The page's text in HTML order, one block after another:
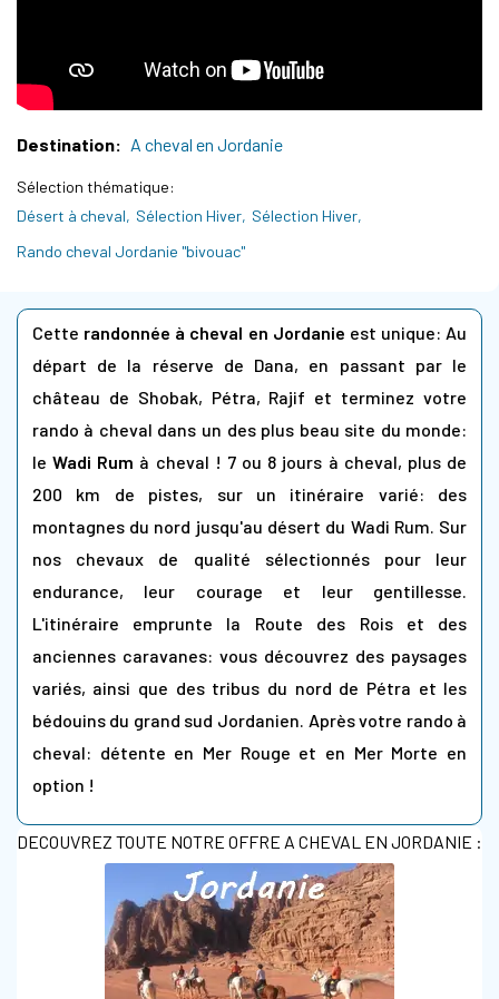
Destination A cheval en Jordanie
Sélection thématique
Désert à cheval
Sélection Hiver Sélection Hiver
Rando cheval Jordanie "bivouac"
Cette randonnée à cheval en Jordanie est unique: Au
départ de la réserve de Dana, en passant par le
château de Shobak, Pétra, Rajif et terminez votre
rando à cheval dans un des plus beau site du monde:
le Wadi Rum à cheval ! 7 ou 8 jours à cheval, plus de
200 km de pistes, sur un itinéraire varié: des
montagnes du nord jusqu'au désert du Wadi Rum. Sur
nos chevaux de qualité sélectionnés pour leur
endurance, leur courage et leur gentillesse.
L'itinéraire emprunte la Route des Rois et des
anciennes caravanes: vous découvrez des paysages
variés, ainsi que des tribus du nord de Pétra et les
bédouins du grand sud Jordanien. Après votre rando à
cheval: détente en Mer Rouge et en Mer Morte en
option !
DECOUVREZ TOUTE NOTRE OFFRE A CHEVAL EN JORDANIE :